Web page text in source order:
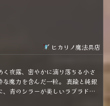
ヒカリノ魔法具店
く夜露、密やかに滴り落ちる小さ
を含んだ一粒。 真鍮と純銀
、青のシラーが美しいラブラドラ
ンストーンを合わせた小粒なア